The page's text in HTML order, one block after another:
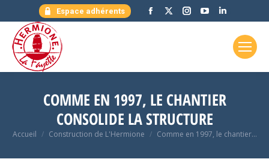
Espace adhérents
Facebook
newnew
Instagram
new
YouTube
opens
new
opens
new
COMME EN 1997, LE CHANTIER
CONSOLIDE LA STRUCTURE
Vous êtes ici :
Accueil Construction de L'Hermione Comme en 1997, le chantier…